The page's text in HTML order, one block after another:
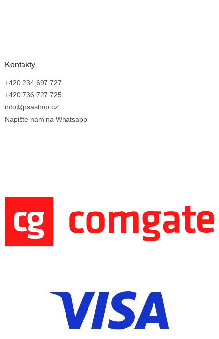
Kontakty
+420 234 697 727
+420 736 727 725
info@psashop.cz
Napište nám na Whatsapp